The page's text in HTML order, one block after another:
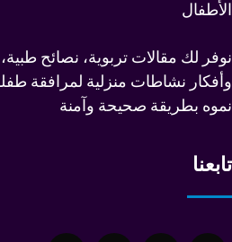
الأطفال
نوفر لك مقالات تربوية، نصائح طبية،
وأفكار نشاطات منزلية لمرافقة
نموه بطريقة صحيحة وآمنة
تابعنا